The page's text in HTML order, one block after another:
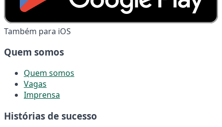
Também para iOS
Quem somos
Quem somos
Vagas
Imprensa
Histórias de sucesso